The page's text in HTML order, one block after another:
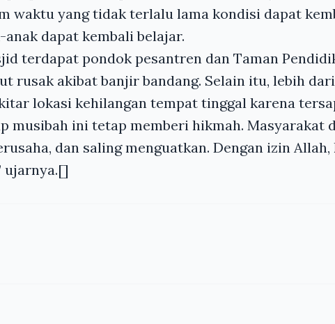
waktu yang tidak terlalu lama kondisi dapat
anak dapat kembali belajar.
terdapat pondok pesantren dan Taman
rusak akibat banjir bandang. Selain itu, lebih
lokasi kehilangan tempat tinggal karena
musibah ini tetap memberi hikmah. Masyarakat
dan saling menguatkan. Dengan izin
ujarnya.[]